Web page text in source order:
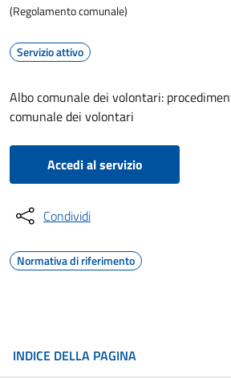
(Regolamento comunale)
Servizio attivo
Albo comunale dei volontari:
comunale dei volontari
Accedi al servizio
Condividi
Normativa di riferimento
INDICE DELLA PAGINA